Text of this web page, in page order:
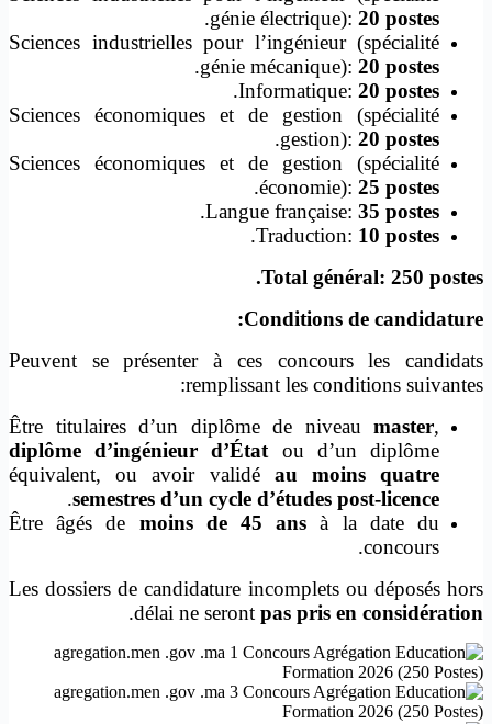
génie électrique): 20 postes
.
Sciences industrielles pour l’ingénieur (spécialité
génie mécanique): 20 postes
.
Informatique: 20 postes
.
Sciences économiques et de gestion (spécialité
gestion): 20 postes
.
Sciences économiques et de gestion (spécialité
économie): 25 postes
.
Langue française: 35 postes
.
Traduction: 10 postes
.
Total général: 250 postes.
Conditions de candidature:
Peuvent se présenter à ces concours les candidats
remplissant les conditions suivantes:
Être titulaires d’un diplôme de niveau master,
diplôme d’ingénieur d’État ou d’un diplôme
équivalent, ou avoir validé au moins quatre
semestres d’un cycle d’études post-licence
.
Être âgés de moins de 45 ans à la date du
concours.
Les dossiers de candidature incomplets ou déposés hors
délai ne seront pas pris en considération
.